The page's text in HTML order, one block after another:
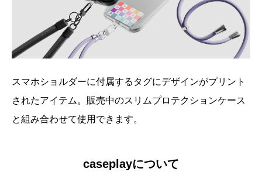
スマホショルダーに付属するタグにデザインがプリント
されたアイテム。販売中のスリムプロテクションケース
と組み合わせて使用できます。
caseplayについて